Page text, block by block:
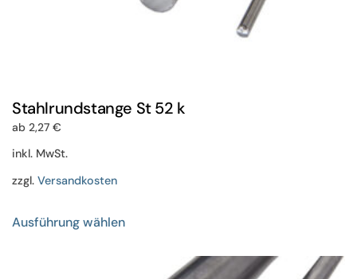
Stahlrundstange St 52 k
ab 2,27 €
inkl. MwSt.
zzgl. Versandkosten
Ausführung wählenProdukt